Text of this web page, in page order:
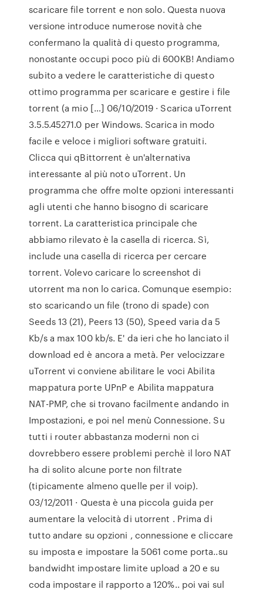
scaricare file torrent e non solo. Questa nuova
versione introduce numerose novità che
confermano la qualità di questo programma,
nonostante occupi poco più di 600KB! Andiamo
subito a vedere le caratteristiche di questo
ottimo programma per scaricare e gestire i file
torrent (a mio […] 06/10/2019 · Scarica uTorrent
3.5.5.45271.0 per Windows. Scarica in modo
facile e veloce i migliori software gratuiti.
Clicca qui qBittorrent è un'alternativa
interessante al più noto uTorrent. Un
programma che offre molte opzioni interessanti
agli utenti che hanno bisogno di scaricare
torrent. La caratteristica principale che
abbiamo rilevato è la casella di ricerca. Sì,
include una casella di ricerca per cercare
torrent. Volevo caricare lo screenshot di
utorrent ma non lo carica. Comunque esempio:
sto scaricando un file (trono di spade) con
Seeds 13 (21), Peers 13 (50), Speed varia da 5
Kb/s a max 100 kb/s. E' da ieri che ho lanciato il
download ed è ancora a metà. Per velocizzare
uTorrent vi conviene abilitare le voci Abilita
mappatura porte UPnP e Abilita mappatura
NAT-PMP, che si trovano facilmente andando in
Impostazioni, e poi nel menù Connessione. Su
tutti i router abbastanza moderni non ci
dovrebbero essere problemi perchè il loro NAT
ha di solito alcune porte non filtrate
(tipicamente almeno quelle per il voip).
03/12/2011 · Questa è una piccola guida per
aumentare la velocità di utorrent . Prima di
tutto andare su opzioni , connessione e cliccare
su imposta e impostare la 5061 come porta..su
bandwidht impostare limite upload a 20 e su
coda impostare il rapporto a 120%.. poi vai sul